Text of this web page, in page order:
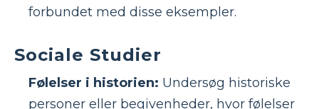
forbundet med disse eksempler.
Sociale Studier
Følelser i historien: Undersøg historiske
personer eller begivenheder, hvor følelser